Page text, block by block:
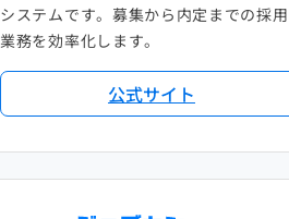
システムです。募集から内定までの採用
業務を効率化します。
公式サイト